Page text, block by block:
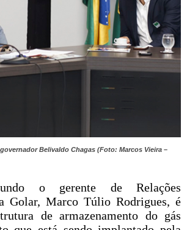
Belivaldo Chagas (Foto: Marcos Vieira –
o gerente de Relações
Golar, Marco Túlio Rodrigues, é
de armazenamento do gás